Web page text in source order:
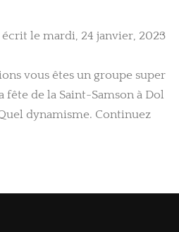
écrit le mardi, 24 janvier, 2023
vous êtes un groupe super
fête de la Saint-Samson à Dol
dynamisme. Continuez
…